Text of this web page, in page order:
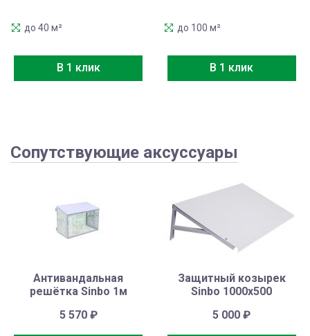
до 40 м²
В 1 клик
до 100 м²
В 1 клик
Сопутствующие аксуссуары
Антивандальная
решётка Sinbo 1м
5 570 ₽
Защитный козырек
Sinbo 1000х500
5 000₽